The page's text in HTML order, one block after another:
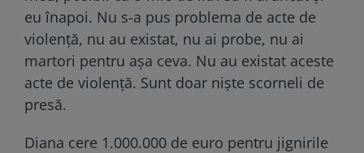
eu înapoi. Nu s-a pus problema de acte de
violență, nu au existat, nu ai probe, nu ai
martori pentru așa ceva. Nu au existat aceste
acte de violență. Sunt doar niște scorneli de
presă.
Diana cere 1.000.000 de euro pentru jignirile